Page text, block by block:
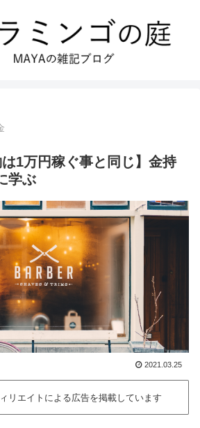
は1万円稼ぐ事と同じ】金持
学ぶ
2021.03.25
リエイトによる広告を掲載しています